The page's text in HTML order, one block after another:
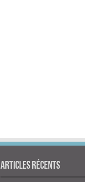
Articles Récents